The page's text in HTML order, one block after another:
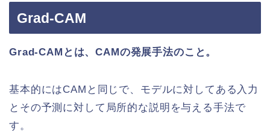
Grad-CAM
Grad-CAM とは、CAMの発展手法のこと。
基本的にはCAMと同じで、モデルに対してある入力
とその予測に対して局所的な説明を与える手法で
す。